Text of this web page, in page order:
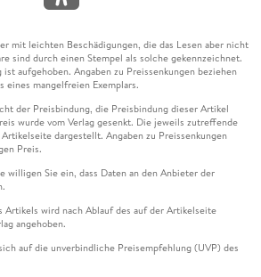
mit leichten Beschädigungen, die das Lesen aber nicht
sind durch einen Stempel als solche gekennzeichnet.
aufgehoben. Angaben zu Preissenkungen beziehen
eines mangelfreien Exemplars.
der Preisbindung, die Preisbindung dieser Artikel
wurde vom Verlag gesenkt. Die jeweils zutreffende
dargestellt. Angaben zu Preissenkungen
Preis.
willigen Sie ein, dass Daten an den Anbieter der
Artikels wird nach Ablauf des auf der Artikelseite
angehoben.
auf die unverbindliche Preisempfehlung (UVP) des